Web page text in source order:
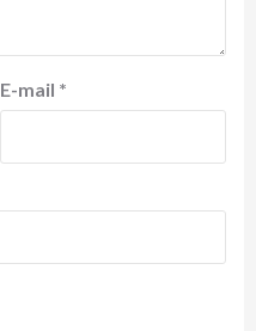
E-mail *